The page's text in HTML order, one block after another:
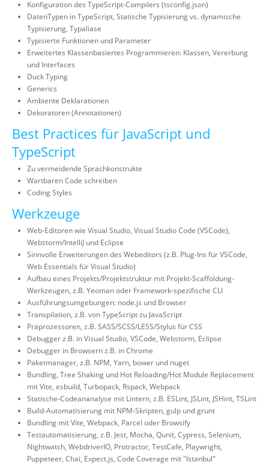
Konfiguration des TypeScript-Compilers (tsconfig.json)
DatenTypen in TypeScript, Statische Typisierung vs. dynamische
Typisierung, Typaliase
Typisierte Funktionen und Parameter
Erweitertes Klassenbasiertes Programmieren: Klassen, Vererbung
und Interfaces
Duck Typing
Generics
Ambiente Deklarationen
Dekoratoren (Annotationen)
Best Practices für JavaScript und
TypeScript
Zu vermeidende Sprachkonstrukte
Wartbaren Code schreiben
Coding Styles
Werkzeuge
Web-Editoren wie Visual Studio, Visual Studio Code (VSCode),
Webstorm/IntelliJ und Eclipse
Sinnvolle Erweiterungen des Webeditors (z.B. Plug-Ins für VSCode,
Web Essentials für Visual Studio)
Aufbau eines Projekts/Projektstruktur mit Projekt-Scaffoldung-
Werkzeugen, z.B. Yeoman oder Framework-spezifische CLI
Ausführungsumgebungen: node.js und Browser
Transpilation, z.B. von TypeScript zu JavaScript
Präprozessoren, z.B. SASS/SCSS/LESS/Stylus für CSS
Debugger z.B. in Visual Studio, VSCode, Webstorm, Eclipse
Debugger in Browsern z.B. in Chrome
Paketmanager, z.B. NPM, Yarn, bower und nuget
Bundling, Tree Shaking und Hot Reloading/Hot Module Replacement
mit Vite, esbuild, Turbopack, Rspack, Webpack
Statische-Codeananalyse mit Lintern, z.B. ESLint, JSLint, JSHint, TSLint
Build-Automatisierung mit NPM-Skripten, gulp und grunt
Bundling mit Vite, Webpack, Parcel oder Browsify
Testautomatisierung, z.B. Jest, Mocha, Qunit, Cypress, Selenium,
Nightwatch, WebdriverIO, Protractor, TestCafe, Playwright,
Puppeteer, Chai, Expect.js, Code Coverage mit "Istanbul"